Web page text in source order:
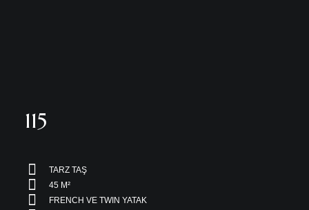
115
TARZ TAŞ
45 M²
FRENCH VE TWIN YATAK